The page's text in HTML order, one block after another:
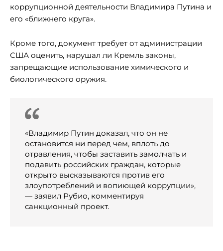
коррупционной деятельности Владимира Путина и
его «ближнего круга».
Кроме того, документ требует от администрации
США оценить, нарушал ли Кремль законы,
запрещающие использование химического и
биологического оружия.
«Владимир Путин доказал, что он не
остановится ни перед чем, вплоть до
отравления, чтобы заставить замолчать и
подавить российских граждан, которые
открыто высказываются против его
злоупотреблений и вопиющей коррупции»,
— заявил Рубио, комментируя
санкционный проект.